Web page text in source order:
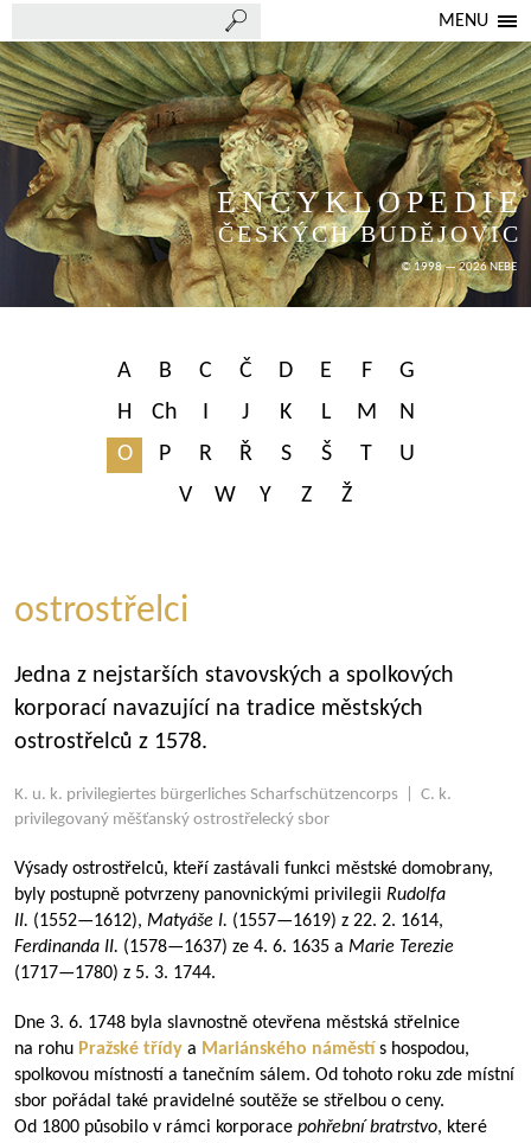
MENU
ENCYKLOPEDIE
ČESKÝCH BUDĚJOVIC
© 1998 — 2026 NEBE
A B C Č D E F
G
H
Ch I J K L M
N
O
P R Ř S Š T
U
V
W Y Z Ž
ostrostřelci
Jedna z nejstarších stavovských a spolkových
korporací navazující na tradice městských
ostrostřelců z 1578.
K. u. k. privilegiertes bürgerliches Scharfschützencorps | C. k.
privilegovaný měšťanský ostrostřelecký sbor
Výsady ostrostřelců, kteří zastávali funkci městské domobrany,
byly postupně potvrzeny panovnickými privilegii Rudolfa
II. (1552—1612), Matyáše I. (1557—1619) z 22. 2. 1614,
Ferdinanda II. (1578—1637) ze 4. 6. 1635 a Marie Terezie
(1717—1780) z 5. 3. 1744.
Dne 3. 6. 1748 byla slavnostně otevřena městská střelnice
na rohu Pražské třídy a Mariánského náměstí s hospodou,
spolkovou místností a tanečním sálem. Od tohoto roku zde místní
sbor pořádal také pravidelné soutěže se střelbou o ceny.
Od 1800 působilo v rámci korporace pohřební bratrstvo, které